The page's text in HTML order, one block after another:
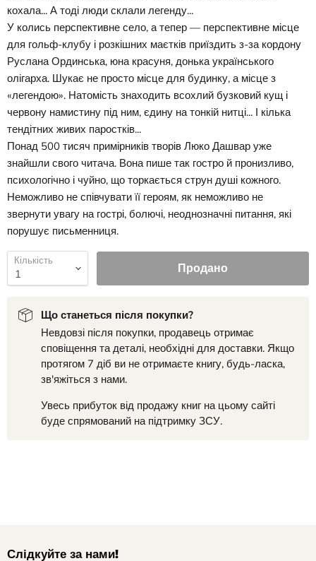
кохала... А тоді люди склали легенду...
У колись перспективне село, а тепер — перспективне місце
для гольф-клубу і розкішних маєтків приїздить з-за кордону
Руслана Ординська, юна красуня, донька українського
олігарха. Шукає не просто місце для будинку, а місце з
«легендою». Натомість знаходить всохлий бузковий кущ і
червону намистину під ним, єдину на тонкій нитці... І кілька
тендітних живих паростків...
Понад 500 тисяч примірників творів Люко Дашвар уже
знайшли свого читача. Вона пише так гостро й пронизливо,
психологічно і чуйно, що торкається струн душі кожного.
Неможливо не співчувати її героям, як неможливо не
звернути увагу на гострі, болючі, неоднозначні питання, які
порушує письменниця.
Кількість Продано
Що станеться після покупки?
Невдовзі після покупки, продавець отримає
сповіщення та деталі, необхідні для доставки. Якщо
протягом 7 діб ви не отримаєте книгу, будь-ласка,
зв'яжіться з нами.
Увесь прибуток від продажу книг на цьому сайті
буде спрямований на підтримку ЗСУ.
Слідкуйте за нами!